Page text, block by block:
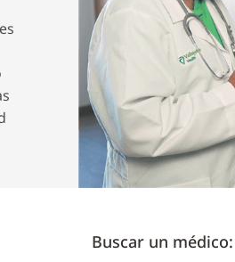
Buscar un médico: